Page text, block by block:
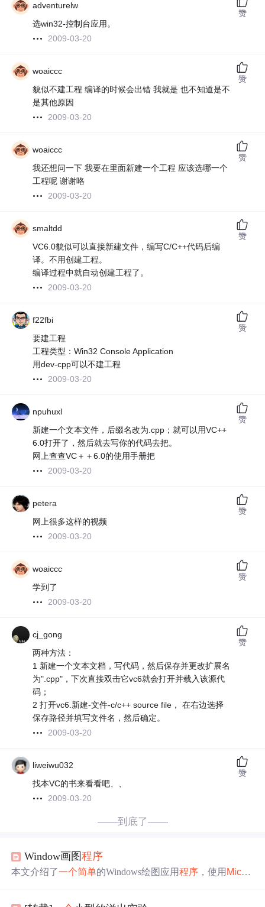
adventurelw
选win32-控制台应用。
2009-03-20
赞
woaiccc
貌似不建工程 编译的时候会出错 我就是 也不知道是不
是其他原因
2009-03-20
赞
woaiccc
我还想问一下 我要在里面新建一个工程 应该选哪一个
工程呢 谢谢咯
2009-03-20
赞
smaltdd
VC6.0貌似可以直接新建文件，编写C/C++代码后编
译。不用创建工程。
编译过程中就自动创建工程了。
2009-03-20
赞
f22fbi
要建工程
工程类型：Win32 Console Application
用dev-cpp可以不建工程
2009-03-20
赞
npuhuxl
新建一个文本文件，后缀名改为.cpp；就可以用VC++
6.0打开了，然后就去写你的代码去把。
网上查查VC＋＋6.0的使用手册把
2009-03-20
赞
petera
网上很多这样的视频
2009-03-20
赞
woaiccc
学到了
2009-03-20
赞
cj_gong
两种方法：
1 新建一个文本文档，写代码，然后保存并更改扩展名
为".cpp"，下次直接双击它vc6就会打开并载入该源代
码；
2 打开vc6.新建-文件-c/c++ source file， 在右边选择
保存路径并填写文件名，然后确定。
2009-03-20
赞
liweiwu032
找本VC的书来看看吧、、
2009-03-20
赞
——到底了——
Window画图程序
本文介绍了一个简单的Windows绘图应用程序 ，使用 Micro